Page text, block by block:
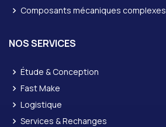
Composants mécaniques complexes
NOS SERVICES
Étude & Conception
Fast Make
Logistique
Services & Rechanges